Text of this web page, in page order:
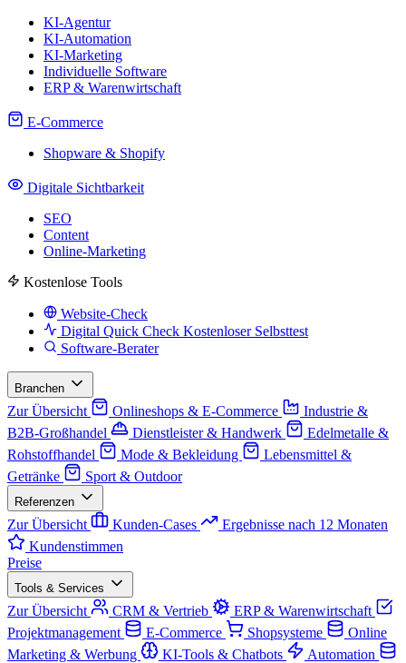
KI-Agentur
KI-Automation
KI-Marketing
Individuelle Software
ERP & Warenwirtschaft
E-Commerce
Shopware & Shopify
Digitale Sichtbarkeit
SEO
Content
Online-Marketing
Kostenlose Tools
Website-Check
Digital Quick Check Kostenloser Selbsttest
Software-Berater
Branchen
Zur Übersicht Onlineshops & E-Commerce
Industrie &
B2B-Großhandel
Dienstleister & Handwerk
Edelmetalle &
Rohstoffhandel
Mode & Bekleidung
Lebensmittel &
Getränke
Sport & Outdoor
Referenzen
Zur Übersicht Kunden-Cases
Ergebnisse nach 12 Monaten
Kundenstimmen
Preise
Tools & Services
Zur Übersicht CRM & Vertrieb
ERP & Warenwirtschaft
Projektmanagement
E-Commerce Shopsysteme
Online
Marketing & Werbung
KI-Tools & Chatbots
Automation